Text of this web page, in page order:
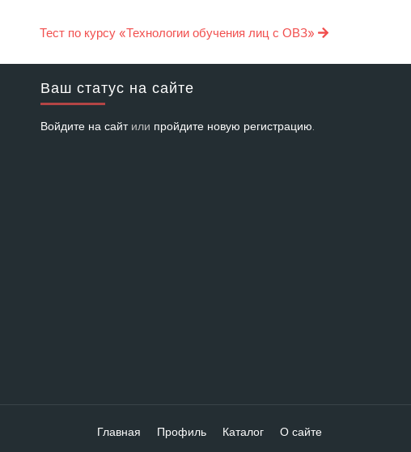
Тест по курсу «Технологии обучения лиц с ОВЗ»
Ваш статус на сайте
Войдите на сайтили пройдите новую регистрацию.
Главная Профиль Каталог О сайте